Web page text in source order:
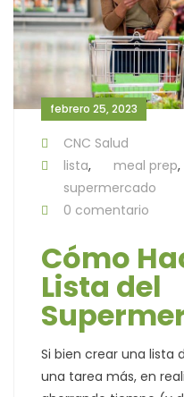
febrero 25, 2023
CNC Salud
lista, meal prep,
supermercado
0 comentario
Cómo
Lista del
Si bien crear una lista
una tarea más, en